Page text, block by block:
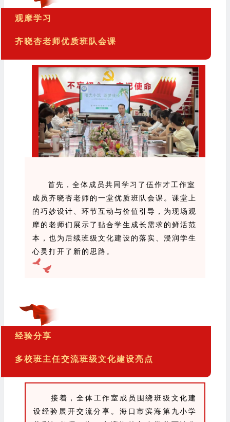
观摩学习
齐晓杏老师优质班队会课
首先，全体成员共同学习了伍作才工作室
成员齐晓杏老师的一堂优质班队会课。课堂上
的巧妙设计、环节互动与价值引导，为现场观
摩的老师们展示了贴合学生成长需求的鲜活范
本，也为后续班级文化建设的落实、浸润学生
心灵打开了新的思路。
经验分享
多校班主任交流班级文化建设亮点
接着，全体工作室成员围绕班级文化建
设经验展开交流分享。海口市滨海第九小学